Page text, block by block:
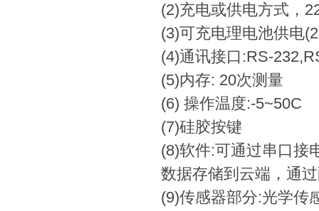
(2)充电或供电方式，
(3)可充电理电池供电
(4)通讯接口:RS-
(5)内存: 20次测量
(6) 操作温度:-5~50C
(7)硅胶按键
(8)软件:可通过串口接
数据存储到云端，通
(9)传感器部分:光学传